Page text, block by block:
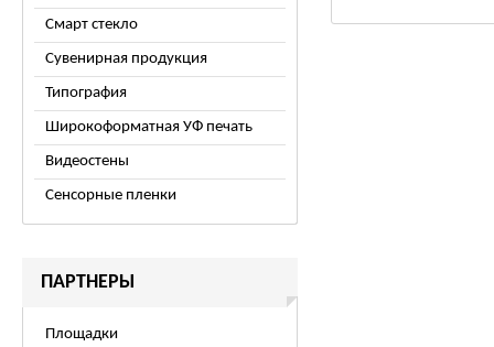
Смарт стекло
Сувенирная продукция
Типография
Широкоформатная УФ печать
Видеостены
Сенсорные пленки
ПАРТНЕРЫ
Площадки